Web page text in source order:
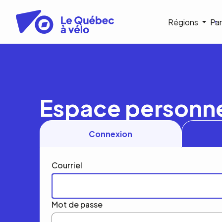
contenu
principal
Régions
Espace
Connexion
Courriel
Mot de passe